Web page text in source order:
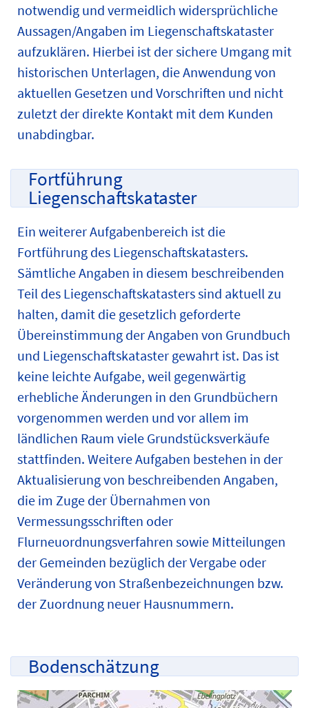
notwendig und vermeidlich widersprüchliche
Aussagen/Angaben im Liegenschaftskataster
aufzuklären. Hierbei ist der sichere Umgang mit
historischen Unterlagen, die Anwendung von
aktuellen Gesetzen und Vorschriften und nicht
zuletzt der direkte Kontakt mit dem Kunden
unabdingbar.
Fortführung
Liegenschaftskataster
Ein weiterer Aufgabenbereich ist die
Fortführung des Liegenschaftskatasters.
Sämtliche Angaben in diesem beschreibenden
Teil des Liegenschaftskatasters sind aktuell zu
halten, damit die gesetzlich geforderte
Übereinstimmung der Angaben von Grundbuch
und Liegenschaftskataster gewahrt ist. Das ist
keine leichte Aufgabe, weil gegenwärtig
erhebliche Änderungen in den Grundbüchern
vorgenommen werden und vor allem im
ländlichen Raum viele Grundstücksverkäufe
stattfinden. Weitere Aufgaben bestehen in der
Aktualisierung von beschreibenden Angaben,
die im Zuge der Übernahmen von
Vermessungsschriften oder
Flurneuordnungsverfahren sowie Mitteilungen
der Gemeinden bezüglich der Vergabe oder
Veränderung von Straßenbezeichnungen bzw.
der Zuordnung neuer Hausnummern.
Bodenschätzung